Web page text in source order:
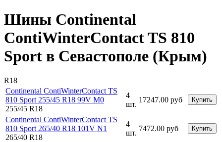
Шины Continental
ContiWinterContact TS 810
Sport в Севастополе (Крым)
R18
Continental ContiWinterContact TS
810 Sport 255/45 R18 99V M0
255/45 R18
4
шт.
17247.00 руб Купить
Continental ContiWinterContact TS
810 Sport 265/40 R18 101V N1
265/40 R18
4
шт.
7472.00 руб Купить